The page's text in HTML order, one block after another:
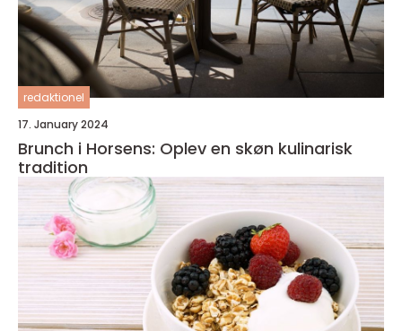
redaktionel
17. January 2024
Brunch i Horsens: Oplev en skøn kulinarisk
tradition